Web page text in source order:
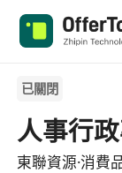
已關閉
人事行
東聯資源·消費